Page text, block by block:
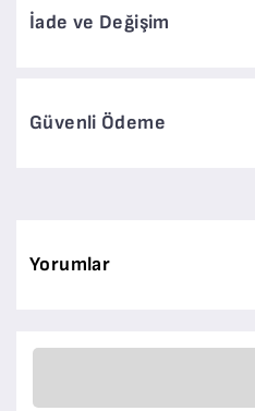
İade ve Değişim
Güvenli Ödeme
Yorumlar